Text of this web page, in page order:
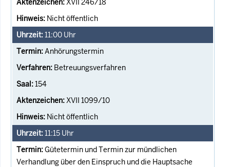
XVII 246/18
Nicht öffentlich
11:00 Uhr
Anhörungstermin
Betreuungsverfahren
154
XVII 1099/10
Nicht öffentlich
11:15 Uhr
Gütetermin und Termin zur mündlichen
Verhandlung über den Einspruch und die Hauptsache